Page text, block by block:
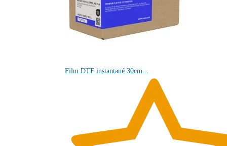
Film DTF instantané 30cm...